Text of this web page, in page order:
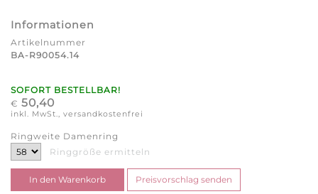
Informationen
Artikelnummer
BA-R90054.14
SOFORT BESTELLBAR!
€ 50,40
inkl. MwSt., versandkostenfrei
Ringweite Damenring
Ringgröße ermitteln